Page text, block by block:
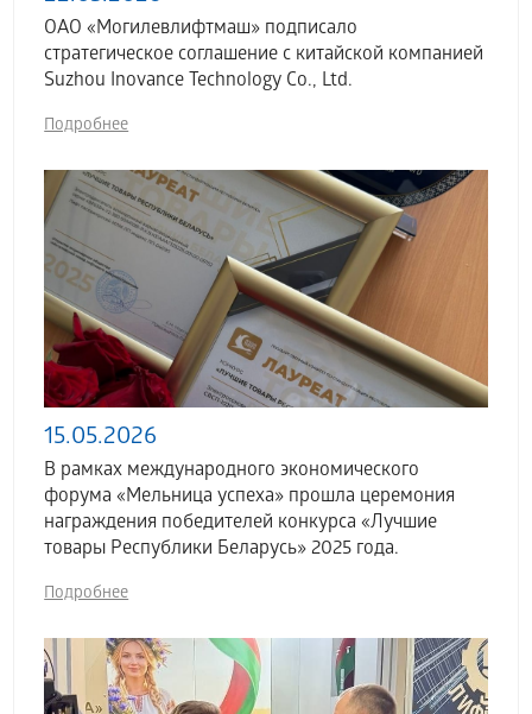
ОАО «Могилевлифтмаш» подписало
стратегическое соглашение с китайской компанией
Suzhou Inovance Technology Co., Ltd.
Подробнее
15.05.2026
В рамках международного экономического
форума «Мельница успеха» прошла церемония
награждения победителей конкурса «Лучшие
товары Республики Беларусь» 2025 года.
Подробнее